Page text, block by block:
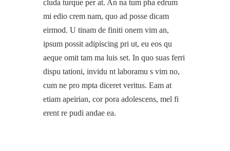
cluda turque per at. An na tum pha edrum
mi edio crem nam, quo ad posse dicam
eirmod. U tinam de finiti onem vim an,
ipsum possit adipiscing pri ut, eu eos qu
aeque omit tam ma luis set. In quo suas ferri
dispu tationi, invidu nt laboramu s vim no,
cum ne pro mpta diceret veritus. Eam at
etiam apeirian, cor pora adolescens, mel fi
erent re pudi andae ea.